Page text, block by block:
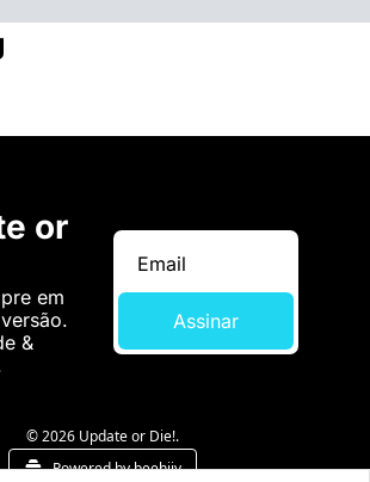
or
em
&
Assinar
© 2026 Update or Die!.
Powered by beehiiv